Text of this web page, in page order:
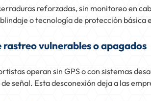
reforzadas, sin monitoreo en
o tecnología de protección básica
rastreo vulnerables o apagados
operan sin GPS o con sistemas
señal. Esta desconexión deja a las